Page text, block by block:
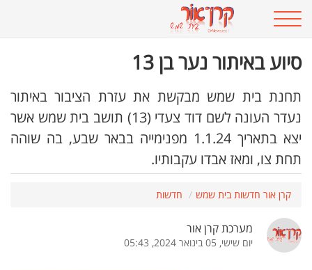
סיוע באיתור נער בן 13
תחנת בית שמש מבקשת את עזרת הציבור באיתור
נעדר העונה לשם דוד צעדי (13) תושב בית שמש אשר
יצא בתאריך 1.1.24 מפנימייה בבאר שבע, בה שוהה
תחת צו, ומאז אבדו עקבותיו.
קרן אור חדשות בית שמש חדשות
מערכת קרן אור
יום שישי, 05 בינואר 2024, 05:43